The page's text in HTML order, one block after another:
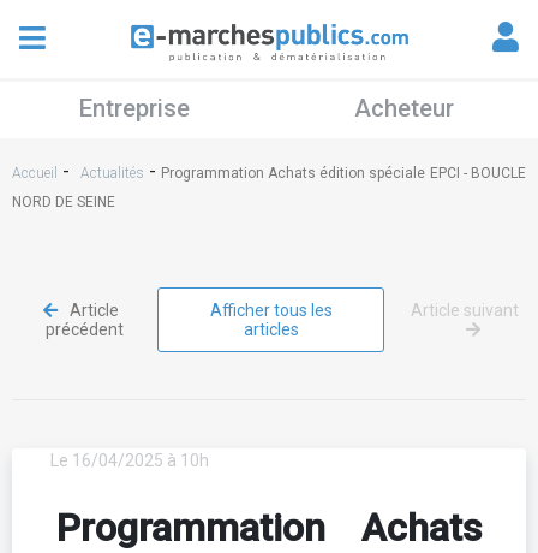
Entreprise Acheteur
Accueil - Actualités - Programmation Achats édition spéciale EPCI - BOUCLE
NORD DE SEINE
Article
précédent
Afficher tous les
articles
Article suivant
Le 16/04/2025 à 10h
Programmation Achats